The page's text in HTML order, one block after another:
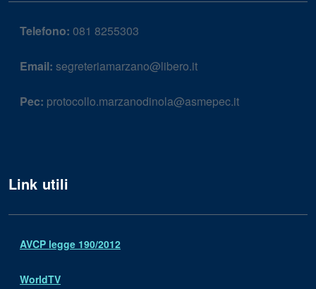
Telefono: 081 8255303
Email: segreteriamarzano@libero.it
Pec: protocollo.marzanodinola@asmepec.it
Link utili
AVCP legge 190/2012
WorldTV